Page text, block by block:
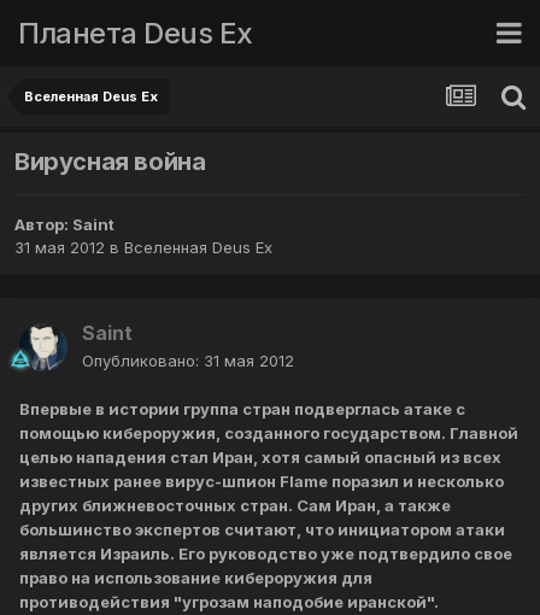
Планета Deus Ex
Вселенная Deus Ex
Вирусная война
Автор: Saint
31 мая 2012 в Вселенная Deus Ex
Saint
Опубликовано: 31 мая 2012
Впервые в истории группа стран подверглась атаке с
помощью кибероружия, созданного государством. Главной
целью нападения стал Иран, хотя самый опасный из всех
известных ранее вирус-шпион Flame поразил и несколько
других ближневосточных стран. Сам Иран, а также
большинство экспертов считают, что инициатором атаки
является Израиль. Его руководство уже подтвердило свое
право на использование кибероружия для
противодействия "угрозам наподобие иранской".